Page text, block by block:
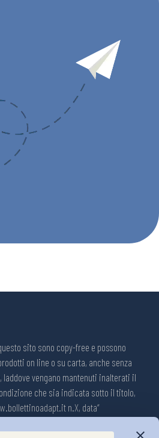
sito sono copy-free e possono
on line o su carta, anche senza
vengano mantenuti inalterati il
che sia indicata sotto il titolo,
n.X, data“